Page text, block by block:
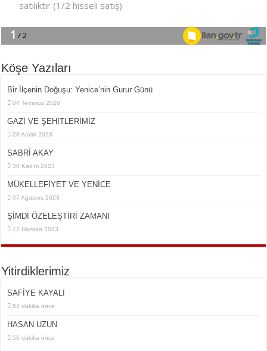
Köşe Yazıları
Bir İlçe­nin Do­ğu­şu: Ye­ni­ce’nin Gurur Günü
04 Temmuz 2026
GAZİ VE ŞEHİTLERİMİZ
28 Aralık 2023
SABRİ AKAY
30 Kasım 2023
MÜKELLEFİYET VE YENİCE
07 Ağustos 2023
ŞİMDİ ÖZELEŞTİRİ ZAMANI
12 Haziran 2023
Yitirdiklerimiz
SAFİYE KAYALI
54 dakika önce
HASAN UZUN
56 dakika önce